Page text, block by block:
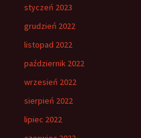
styczeń 2023
grudzień 2022
listopad 2022
październik 2022
wrzesień 2022
sierpień 2022
lipiec 2022